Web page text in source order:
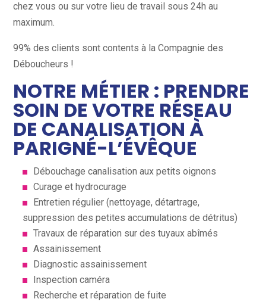
chez vous ou sur votre lieu de travail sous 24h au
maximum.
99% des clients sont contents à la Compagnie des
Déboucheurs !
NOTRE MÉTIER : PRENDRE
SOIN DE VOTRE RÉSEAU
DE CANALISATION À
PARIGNÉ-L’ÉVÊQUE
Débouchage canalisation aux petits oignons
Curage et hydrocurage
Entretien régulier (nettoyage, détartrage,
suppression des petites accumulations de détritus)
Travaux de réparation sur des tuyaux abîmés
Assainissement
Diagnostic assainissement
Inspection caméra
Recherche et réparation de fuite